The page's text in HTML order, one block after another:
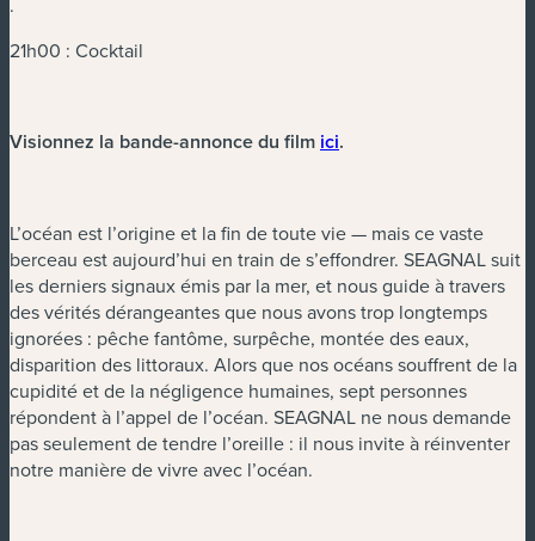
21h00 : Cocktail
Visionnez la bande-annonce du film ici(nouvelle fenêtre)
.
L’océan est l’origine et la fin de toute vie — mais ce vaste
berceau est aujourd’hui en train de s’effondrer. SEAGNAL suit
les derniers signaux émis par la mer, et nous guide à travers
des vérités dérangeantes que nous avons trop longtemps
ignorées : pêche fantôme, surpêche, montée des eaux,
disparition des littoraux. Alors que nos océans souffrent de la
cupidité et de la négligence humaines, sept personnes
répondent à l’appel de l’océan. SEAGNAL ne nous demande
pas seulement de tendre l’oreille : il nous invite à réinventer
notre manière de vivre avec l’océan.